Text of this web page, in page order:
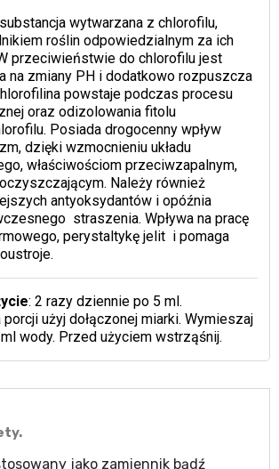
wytwarzana z chlorofilu,
roślin odpowiedzialnym za ich
przeciwieństwie do chlorofilu jest
na zmiany PH i dodatkowo rozpuszcza
powstaje podczas procesu
oraz odizolowania fitolu
Posiada drogocenny wpływ
dzięki wzmocnieniu układu
właściwościom przeciwzapalnym,
Należy również
antyoksydantów i opóźnia
straszenia. Wpływa na pracę
perystaltykę jelit i pomaga
: 2 razy dziennie po 5 ml.
użyj dołączonej miarki. Wymieszaj
wody. Przed użyciem wstrząśnij.
jako zamiennik bądź